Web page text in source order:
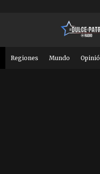
Regiones Mundo